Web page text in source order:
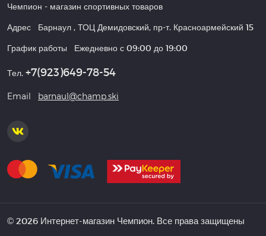
Чемпион - магазин спортивных товаров
Адрес Барнаул , ТОЦ Демидовский, пр-т. Красноармейский 15
График работы Ежедневно с 09:00 до 19:00
Тел. +7(923)649-78-54
Email barnaul@champ.ski
© 2026 Интернет-магазин Чемпион. Все права защищены